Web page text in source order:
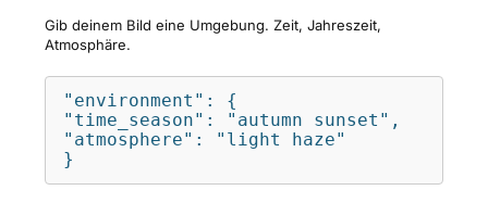
Gib deinem Bild eine Umgebung. Zeit, Jahreszeit,
Atmosphäre.
"environment": {
"time_season": "autumn sunset",
"atmosphere": "light haze"
}